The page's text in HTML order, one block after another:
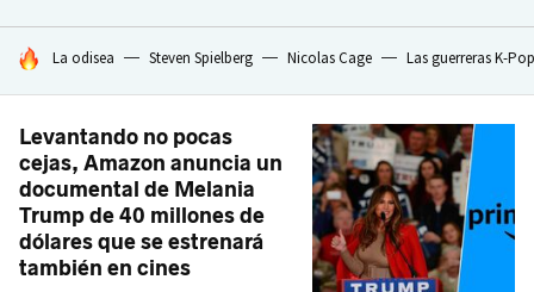
HOY SE HABLA DE
La odisea Steven Spielberg Nicolas Cage Las guerreras K-Pop
Levantando no pocas
cejas, Amazon anuncia un
documental de Melania
Trump de 40 millones de
dólares que se estrenará
también en cines